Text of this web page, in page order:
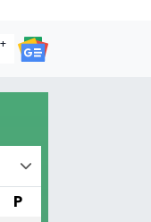
+
P